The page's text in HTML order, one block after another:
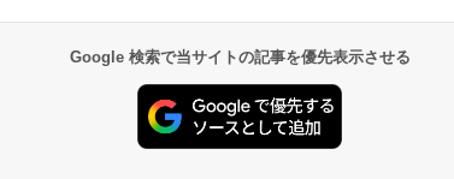
Google 検索で当サイトの記事を優先表示させる